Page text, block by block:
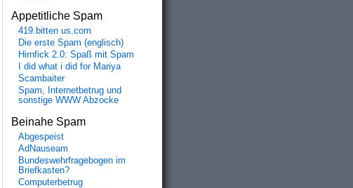
Appetitliche Spam
419.bitten us.com
Die erste Spam (englisch)
Hirnfick 2.0: Spaß mit Spam
I did what i did for Mariya
Scambaiter
Spam, Internetbetrug und
sonstige WWW Abzocke
Beinahe Spam
Abgespeist
AdNauseam
Bundeswehrfragebogen im
Briefkasten?
Computerbetrug